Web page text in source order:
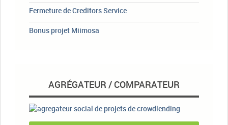
Fermeture de Creditors Service
Bonus projet Miimosa
AGRÉGATEUR / COMPARATEUR